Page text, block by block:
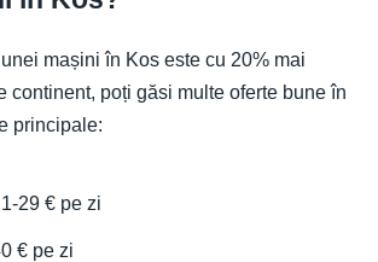
mașini în Kos este cu 20% mai
continent, poți găsi multe oferte bune în
principale:
29 € pe zi
€ pe zi